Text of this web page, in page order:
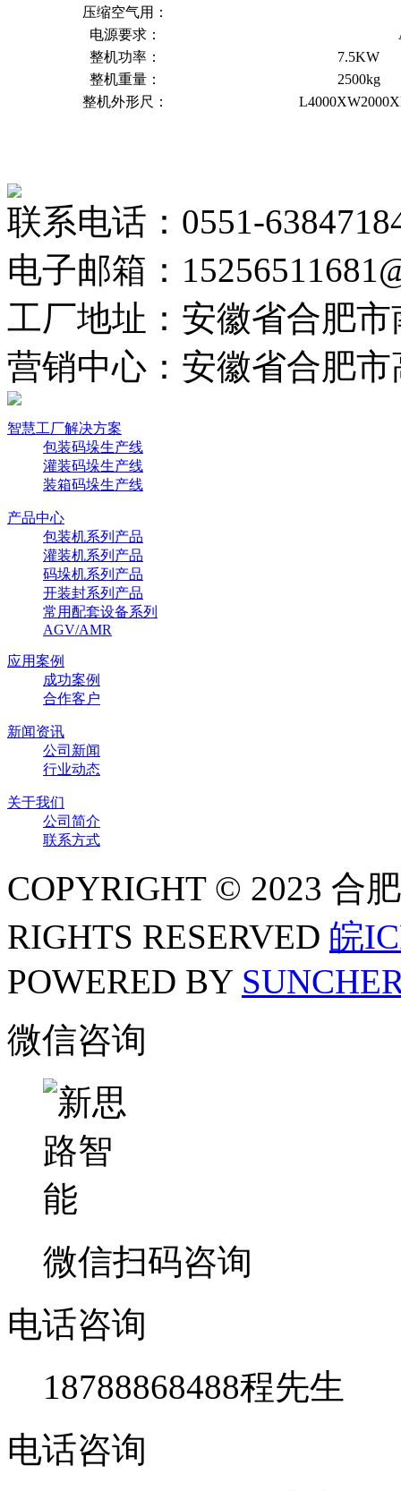
压缩空气用：
电源要求：
整机功率：
7.5KW
整机重量：
2500kg
整机外形尺：
联系电话：0551-
电子邮箱：
工厂地址：安徽省合肥
营销中心：安徽省合肥
智慧工厂解决方案
包装码垛生产线
灌装码垛生产线
装箱码垛生产线
产品中心
包装机系列产品
灌装机系列产品
码垛机系列产品
开装封系列产品
常用配套设备系列
AGV/AMR
应用案例
成功案例
合作客户
新闻资讯
公司新闻
行业动态
关于我们
公司简介
联系方式
COPYRIGHT © 2023 合
RIGHTS RESERVED 皖
POWERED BY
微信咨询
微信扫码咨询
电话咨询
18788868488程先生
电话咨询